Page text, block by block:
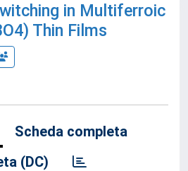
in Multiferroic
Thin Films
Scheda completa
(DC)